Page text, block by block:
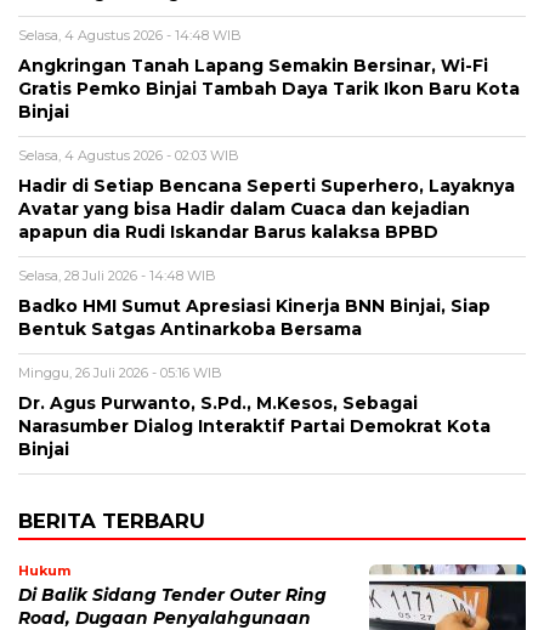
Selasa, 4 Agustus 2026 - 14:48 WIB
Angkringan Tanah Lapang Semakin Bersinar, Wi-Fi
Gratis Pemko Binjai Tambah Daya Tarik Ikon Baru Kota
Binjai
Selasa, 4 Agustus 2026 - 02:03 WIB
Hadir di Setiap Bencana Seperti Superhero, Layaknya
Avatar yang bisa Hadir dalam Cuaca dan kejadian
apapun dia Rudi Iskandar Barus kalaksa BPBD
Selasa, 28 Juli 2026 - 14:48 WIB
Badko HMI Sumut Apresiasi Kinerja BNN Binjai, Siap
Bentuk Satgas Antinarkoba Bersama
Minggu, 26 Juli 2026 - 05:16 WIB
Dr. Agus Purwanto, S.Pd., M.Kesos, Sebagai
Narasumber Dialog Interaktif Partai Demokrat Kota
Binjai
BERITA TERBARU
Hukum
Di Balik Sidang Tender Outer Ring
Road, Dugaan Penyalahgunaan